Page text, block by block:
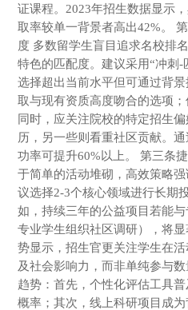
证课程。2023年招生数据显示
取率较单一背景者高出42%。
度 多数留学生盲目追求名校排
特色的匹配度。建议采用“冲刺
选择超出当前水平但可通过背
取与现有资质高度吻合的选项；
同时，应关注院校的特定招生
历，另一些则看重社区贡献。
功率可提升60%以上。 第三条
于简单的活动堆砌，高效策略
议选择2-3个核心领域进行长期
如，持续三年的公益项目若能
专业学生组织社区调研），将
势显示，招生官更关注学生在
及社会影响力，而非单纯参与
趋势：首先，个性化评估工具
概率；其次，线上科研项目成